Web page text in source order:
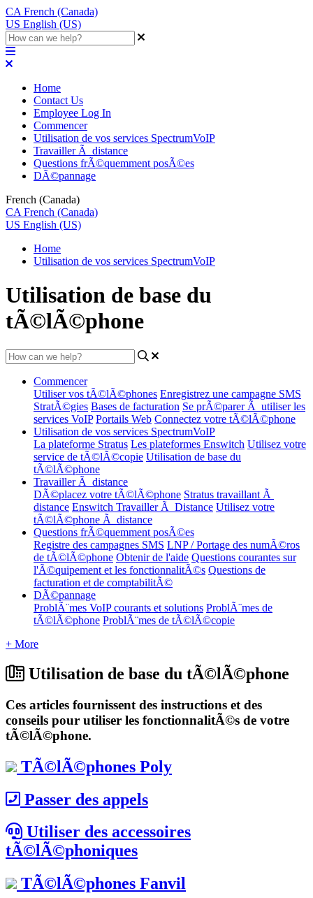
CA French (Canada)
US English (US)
Home
Contact Us
Employee Log In
Commencer
Utilisation de vos services SpectrumVoIP
Travailler Ã distance
Questions frÃ©quemment posÃ©es
DÃ©pannage
French (Canada)
CA French (Canada)
US English (US)
Home
Utilisation de vos services SpectrumVoIP
Utilisation de base du
tÃ©lÃ©phone
Commencer
Utiliser vos tÃ©lÃ©phones Enregistrez une campagne SMS
StratÃ©gies Bases de facturation Se prÃ©parer Ã utiliser les
services VoIP Portails Web Connectez votre tÃ©lÃ©phone
Utilisation de vos services SpectrumVoIP
La plateforme Stratus Les plateformes Enswitch Utilisez votre
service de tÃ©lÃ©copie Utilisation de base du
tÃ©lÃ©phone
Travailler Ã distance
DÃ©placez votre tÃ©lÃ©phone Stratus travaillant Ã
distance Enswitch Travailler Ã Distance Utilisez votre
tÃ©lÃ©phone Ã distance
Questions frÃ©quemment posÃ©es
Registre des campagnes SMS LNP / Portage des numÃ©ros
de tÃ©lÃ©phone Obtenir de l'aide Questions courantes sur
l'Ã©quipement et les fonctionnalitÃ©s Questions de
facturation et de comptabilitÃ©
DÃ©pannage
ProblÃ¨mes VoIP courants et solutions ProblÃ¨mes de
tÃ©lÃ©phone ProblÃ¨mes de tÃ©lÃ©copie
+ More
Utilisation de base du tÃ©lÃ©phone
Ces articles fournissent des instructions et des
conseils pour utiliser les fonctionnalitÃ©s de votre
tÃ©lÃ©phone.
TÃ©lÃ©phones Poly
Passer des appels
Utiliser des accessoires
tÃ©lÃ©phoniques
TÃ©lÃ©phones Fanvil